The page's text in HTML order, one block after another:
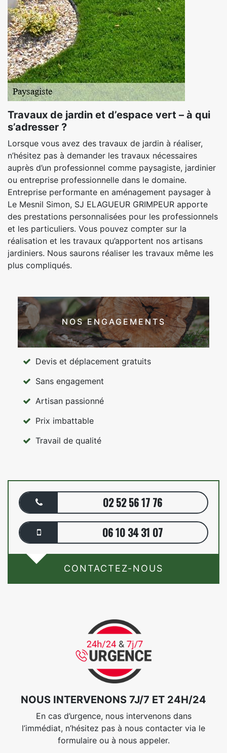
Travaux de jardin et d’espace vert – à qui
s’adresser ?
Lorsque vous avez des travaux de jardin à réaliser,
n’hésitez pas à demander les travaux nécessaires
auprès d’un professionnel comme paysagiste, jardinier
ou entreprise professionnelle dans le domaine.
Entreprise performante en aménagement paysager à
Le Mesnil Simon, SJ ELAGUEUR GRIMPEUR apporte
des prestations personnalisées pour les professionnels
et les particuliers. Vous pouvez compter sur la
réalisation et les travaux qu’apportent nos artisans
jardiniers. Nous saurons réaliser les travaux même les
plus compliqués.
NOS ENGAGEMENTS
Devis et déplacement gratuits
Sans engagement
Artisan passionné
Prix imbattable
Travail de qualité
02 52 56 17 76
06 10 34 31 07
CONTACTEZ-NOUS
NOUS INTERVENONS 7J/7 ET 24H/24
En cas d’urgence, nous intervenons dans
l’immédiat, n’hésitez pas à nous contacter via le
formulaire ou à nous appeler.